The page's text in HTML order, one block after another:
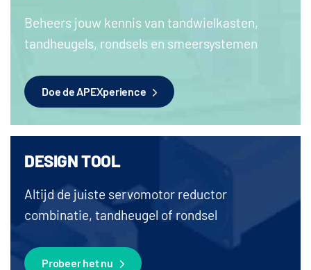
Beheers jouw kennis van tandwielkasten,
tandheugels, rondsels en smeersystemen
Doe de APEXperience
DESIGN TOOL
Altijd de juiste servomotor reductor
combinatie, tandheugel of rondsel
Probeer het nu